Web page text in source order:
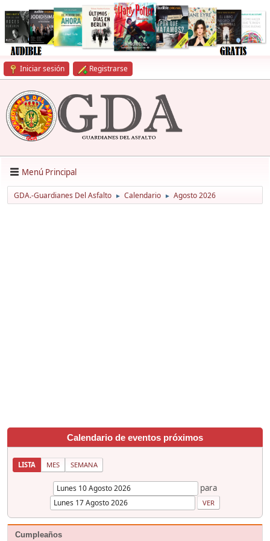
Iniciar sesión Registrarse
Menú Principal
GDA.-Guardianes Del Asfalto ► Calendario ► Agosto 2026
Calendario de eventos próximos
LISTA MES SEMANA
para
Cumpleaños